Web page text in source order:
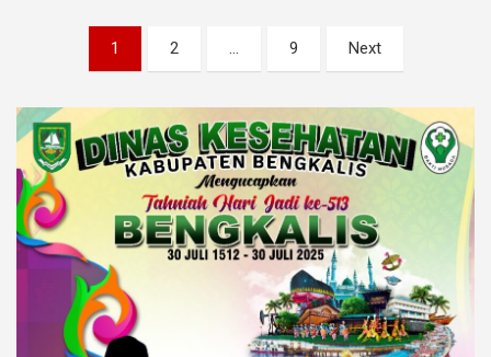
pagination
1 2 … 9 Next